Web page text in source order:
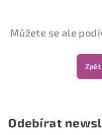
Můžete se ale
Odebírat